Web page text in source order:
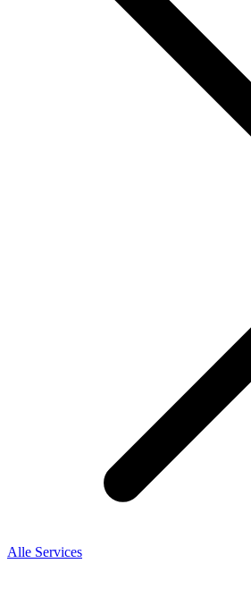
Alle Services